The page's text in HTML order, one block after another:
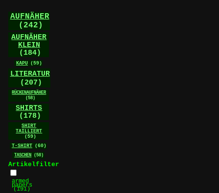
AUFNÄHER
(242)
AUFNÄHER
KLEIN
(184)
KAPU (59)
LITERATUR
(207)
RÜCKENAUFNÄHER
(58)
SHIRTS
(178)
SHIRT
TAILLIERT
(59)
T-SHIRT (60)
TASCHEN (58)
Artikelfilter
armed
papers
(191)